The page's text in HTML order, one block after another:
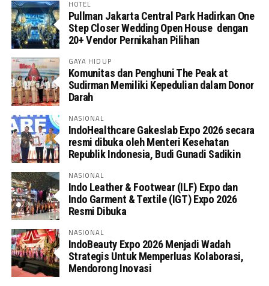
HOTEL
Pullman Jakarta Central Park Hadirkan One
Step Closer Wedding Open House dengan
20+ Vendor Pernikahan Pilihan
GAYA HIDUP
Komunitas dan Penghuni The Peak at
Sudirman Memiliki Kepedulian dalam Donor
Darah
NASIONAL
IndoHealthcare Gakeslab Expo 2026 secara
resmi dibuka oleh Menteri Kesehatan
Republik Indonesia, Budi Gunadi Sadikin
NASIONAL
Indo Leather & Footwear (ILF) Expo dan
Indo Garment & Textile (IGT) Expo 2026
Resmi Dibuka
NASIONAL
IndoBeauty Expo 2026 Menjadi Wadah
Strategis Untuk Memperluas Kolaborasi,
Mendorong Inovasi